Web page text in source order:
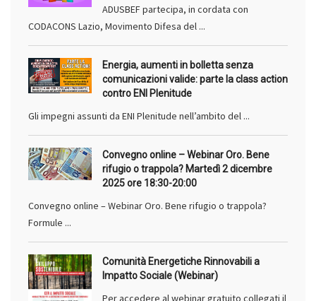
ADUSBEF partecipa, in cordata con
CODACONS Lazio, Movimento Difesa del ...
Energia, aumenti in bolletta senza
comunicazioni valide: parte la class action
contro ENI Plenitude
Gli impegni assunti da ENI Plenitude nell’ambito del ...
Convegno online – Webinar Oro. Bene
rifugio o trappola? Martedì 2 dicembre
2025 ore 18:30-20:00
Convegno online – Webinar Oro. Bene rifugio o trappola?
Formule ...
Comunità Energetiche Rinnovabili a
Impatto Sociale (Webinar)
Per accedere al webinar gratuito collegati il